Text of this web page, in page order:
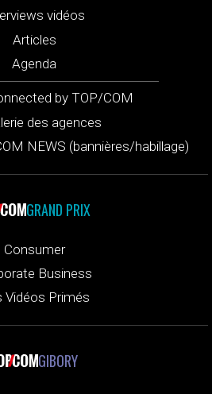
vidéos
Articles
Agenda
by TOP/COM
des agences
NEWS (bannières/habillage)
GRAND PRIX
Consumer
Business
Vidéos Primés
GIBORY